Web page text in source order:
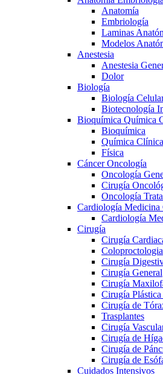
Anatomía
Embriología
Laminas
Modelos
Anestesia
Anestesia
Dolor
Biología
Biología
Biotecnología
Bioquímica Química
Bioquímica
Química
Física
Cáncer Oncología
Oncología
Cirugía
Oncología
Cardiología Medicina
Cardiología
Cirugía
Cirugía
Coloproctologia
Cirugía
Cirugía General
Cirugía
Cirugía
Cirugía de
Trasplantes
Cirugía
Cirugía de
Cirugía de
Cirugía de
Cuidados Intensivos